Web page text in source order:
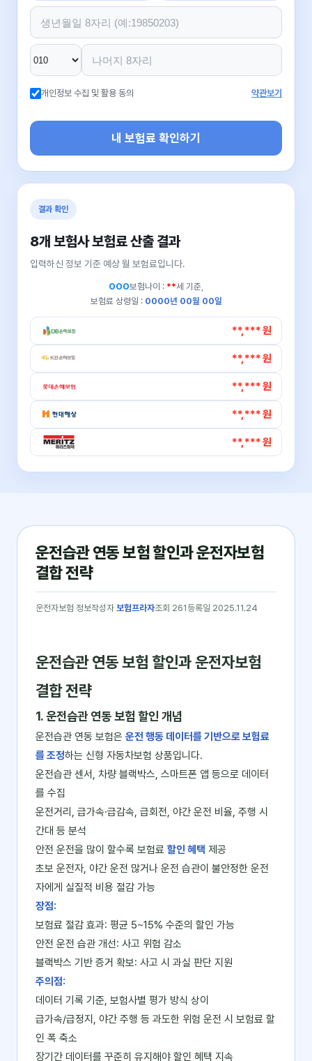
개인정보 수집 및 활용 동의 약관보기
내 보험료 확인하기
결과 확인
8개 보험사 보험료 산출 결과
입력하신 정보 기준 예상 월 보험료입니다.
OOO보험나이 : **세 기준,
보험료 상령일 : 0000년 00월 00일
**,*** 원
**,*** 원
**,*** 원
**,*** 원
**,*** 원
운전습관 연동 보험 할인과 운전자보험
결합 전략
운전자보험 정보작성자 보험프라자조회 261 등록일 2025.11.24
운전습관 연동 보험 할인과 운전자보험
결합 전략
1. 운전습관 연동 보험 할인 개념
운전습관 연동 보험은 운전 행동 데이터를 기반으로 보험료
를 조정하는 신형 자동차보험 상품입니다.
운전습관 센서, 차량 블랙박스, 스마트폰 앱 등으로 데이터
를 수집
운전거리, 급가속·급감속, 급회전, 야간 운전 비율, 주행 시
간대 등 분석
안전 운전을 많이 할수록 보험료 할인 혜택 제공
초보 운전자, 야간 운전 많거나 운전 습관이 불안정한 운전
자에게 실질적 비용 절감 가능
장점:
보험료 절감 효과: 평균 5~15% 수준의 할인 가능
안전 운전 습관 개선: 사고 위험 감소
블랙박스 기반 증거 확보: 사고 시 과실 판단 지원
주의점:
데이터 기록 기준, 보험사별 평가 방식 상이
급가속/급정지, 야간 주행 등 과도한 위험 운전 시 보험료 할
인 폭 축소
장기간 데이터를 꾸준히 유지해야 할인 혜택 지속